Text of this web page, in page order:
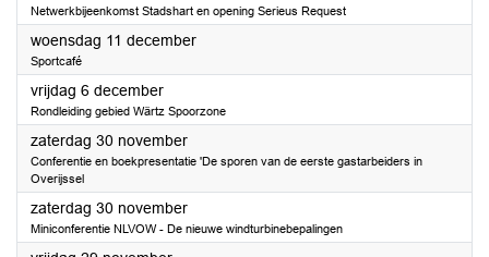
Netwerkbijeenkomst Stadshart en opening Serieus Request
woensdag 11 december2024
Sportcafé
vrijdag 6 december2024
Rondleiding gebied Wärtz Spoorzone
zaterdag 30 november2024
Conferentie en boekpresentatie 'De sporen van de eerste gastarbeiders in
Overijssel
zaterdag 30 november2024
Miniconferentie NLVOW - De nieuwe windturbinebepalingen